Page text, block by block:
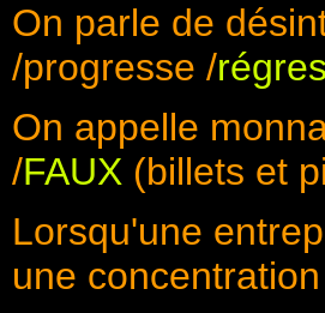
On parle de
/progresse /
On appelle
/FAUX (billets et
Lorsqu'une
une